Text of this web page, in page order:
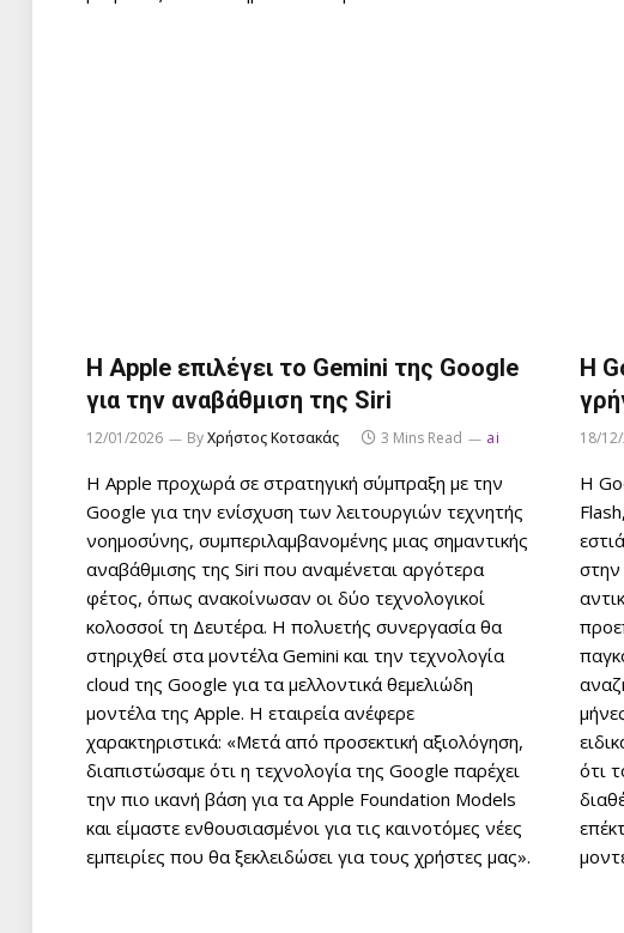
Η Apple επιλέγει το Gemini της Google
για την αναβάθμιση της Siri
12/01/2026 ByΧρήστος Κοτσακάς 3 Mins Read ai
Η Apple προχωρά σε στρατηγική σύμπραξη με την
Google για την ενίσχυση των λειτουργιών τεχνητής
νοημοσύνης, συμπεριλαμβανομένης μιας σημαντικής
αναβάθμισης της Siri που αναμένεται αργότερα
φέτος, όπως ανακοίνωσαν οι δύο τεχνολογικοί
κολοσσοί τη Δευτέρα. Η πολυετής συνεργασία θα
στηριχθεί στα μοντέλα Gemini και την τεχνολογία
cloud της Google για τα μελλοντικά θεμελιώδη
μοντέλα της Apple. Η εταιρεία ανέφερε
χαρακτηριστικά: «Μετά από προσεκτική αξιολόγηση,
διαπιστώσαμε ότι η τεχνολογία της Google παρέχει
την πιο ικανή βάση για τα Apple Foundation Models
και είμαστε ενθουσιασμένοι για τις καινοτόμες νέες
εμπειρίες που θα ξεκλειδώσει για τους χρήστες μας».
Η
18/
Η
στην
ότι